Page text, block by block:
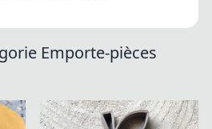
Emporte-pièces